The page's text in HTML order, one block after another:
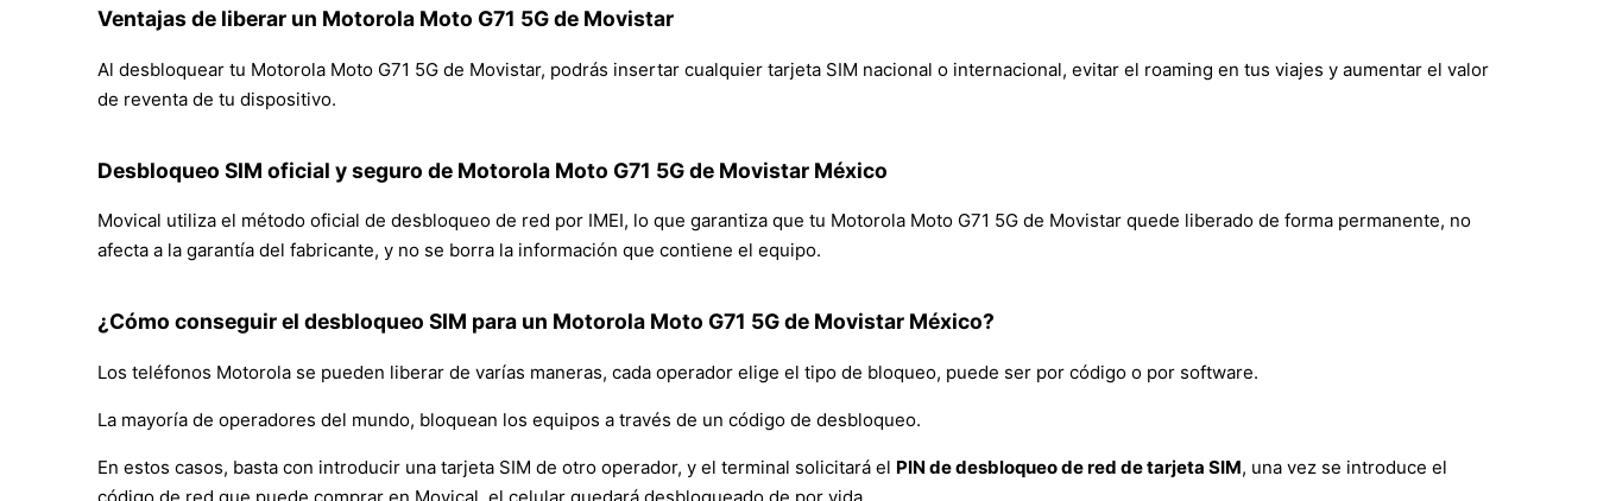
Ventajas de liberar un Motorola Moto G71 5G de Movistar
Al desbloquear tu Motorola Moto G71 5G de Movistar, podrás insertar cualquier tarjeta SIM nacional o internacional, evitar el roaming en tus viajes y aumentar el valor
de reventa de tu dispositivo.
Desbloqueo SIM oficial y seguro de Motorola Moto G71 5G de Movistar México
Movical utiliza el método oficial de desbloqueo de red por IMEI, lo que garantiza que tu Motorola Moto G71 5G de Movistar quede liberado de forma permanente, no
afecta a la garantía del fabricante, y no se borra la información que contiene el equipo.
¿Cómo conseguir el desbloqueo SIM para un Motorola Moto G71 5G de Movistar México?
Los teléfonos Motorola se pueden liberar de varías maneras, cada operador elige el tipo de bloqueo, puede ser por código o por software.
La mayoría de operadores del mundo, bloquean los equipos a través de un código de desbloqueo.
En estos casos, basta con introducir una tarjeta SIM de otro operador, y el terminal solicitará el PIN de desbloqueo de red de tarjeta SIM, una vez se introduce el
código de red que puede comprar en Movical, el celular quedará desbloqueado de por vida.